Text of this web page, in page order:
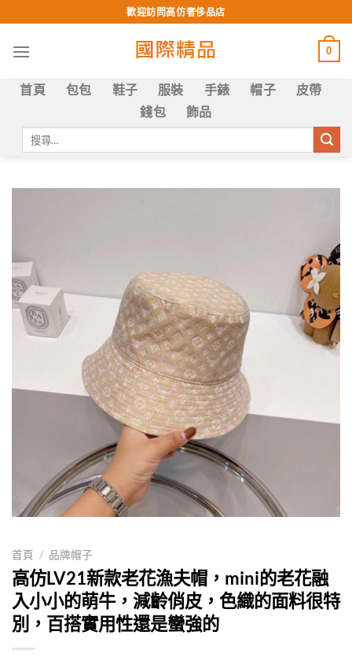
to
content
歡迎訪問高仿奢侈品店
0
首頁 包包 鞋子 服裝 手錶 帽子
皮帶
錢包
飾品
wishlist
首頁 / 品牌帽子
高仿LV21新款老花漁夫帽，mini的老花融
入小小的萌牛，減齡俏皮，色織的面料很特
別，百搭實用性還是蠻強的